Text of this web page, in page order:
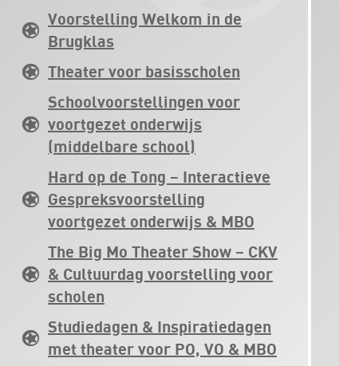
Voorstelling Welkom in de
Brugklas
Theater voor basisscholen
Schoolvoorstellingen voor
voortgezet onderwijs
(middelbare school)
Hard op de Tong – Interactieve
Gespreksvoorstelling
voortgezet onderwijs & MBO
The Big Mo Theater Show – CKV
& Cultuurdag voorstelling voor
scholen
Studiedagen & Inspiratiedagen
met theater voor PO, VO & MBO